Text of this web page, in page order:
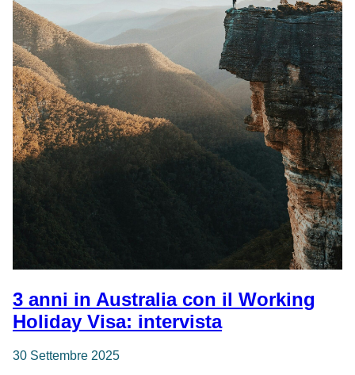
3 anni in Australia con il Working
Holiday Visa: intervista
30 Settembre 2025